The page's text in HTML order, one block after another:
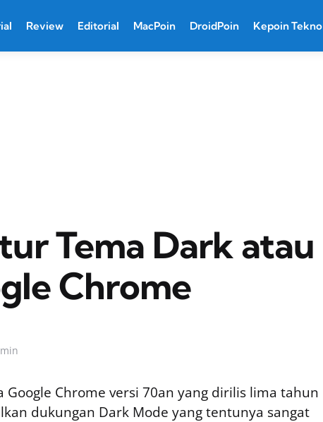
Review Editorial MacPoin DroidPoin Kepoin Tekno
Tema Dark atau
Chrome
Google Chrome versi 70an yang dirilis lima tahun
dukungan Dark Mode yang tentunya sangat